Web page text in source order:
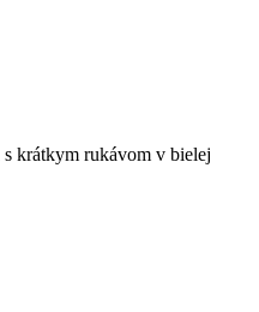
krátkym rukávom v bielej